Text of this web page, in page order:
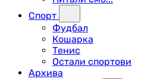
Спорт
Фудбал
Кошарка
Тенис
Остали спортови
Архива